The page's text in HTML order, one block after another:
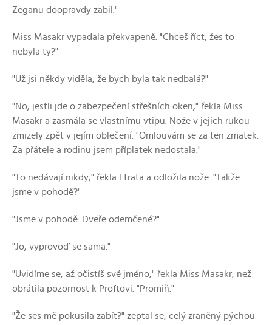
Zeganu doopravdy zabil."
Miss Masakr vypadala překvapeně. "Chceš říct, žes to
nebyla ty?"
"Už jsi někdy viděla, že bych byla tak nedbalá?"
"No, jestli jde o zabezpečení střešních oken," řekla Miss
Masakr a zasmála se vlastnímu vtipu. Nože v jejích rukou
zmizely zpět v jejím oblečení. "Omlouvám se za ten zmatek.
Za přátele a rodinu jsem příplatek nedostala."
"To nedávají nikdy," řekla Etrata a odložila nože. "Takže
jsme v pohodě?"
"Jsme v pohodě. Dveře odemčené?"
"Jo, vyprovoď se sama."
"Uvidíme se, až očistíš své jméno," řekla Miss Masakr, než
obrátila pozornost k Proftovi. "Promiň."
"Že ses mě pokusila zabít?" zeptal se, celý zraněný pýchou